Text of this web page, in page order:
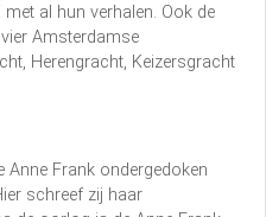
met al hun verhalen. Ook de
Amsterdamse
Herengracht, Keizersgracht
Anne Frank ondergedoken
schreef zij haar